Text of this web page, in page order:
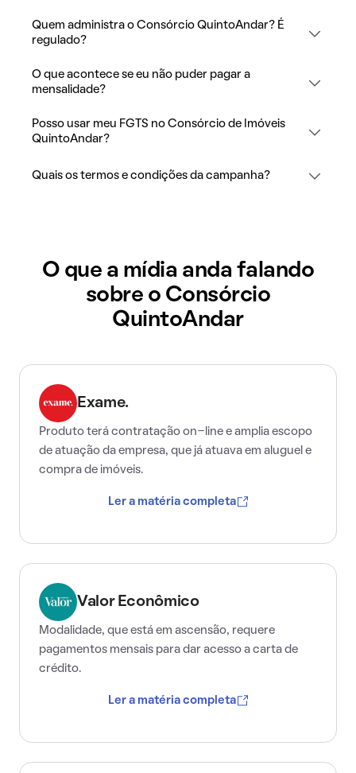
Quem administra o Consórcio QuintoAndar? É
regulado?
O que acontece se eu não puder pagar a
mensalidade?
Posso usar meu FGTS no Consórcio de Imóveis
QuintoAndar?
Quais os termos e condições da campanha?
O que a mídia anda falando
sobre o Consórcio
QuintoAndar
Exame.
Produto terá contratação on-line e amplia escopo
de atuação da empresa, que já atuava em aluguel e
compra de imóveis.
Ler a matéria completa
Valor Econômico
Modalidade, que está em ascensão, requere
pagamentos mensais para dar acesso a carta de
crédito.
Ler a matéria completa